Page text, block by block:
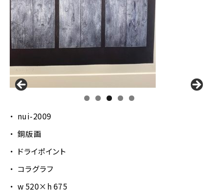
nui-2009
銅版画
ドライポイント
コラグラフ
w 520×h 675